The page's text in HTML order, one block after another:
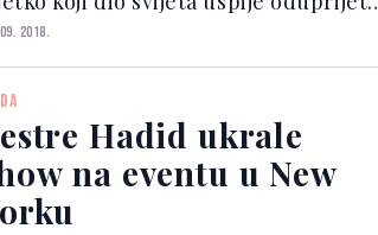
glomaznih tenisica do biciklističkih
nikada nismo očekivali sada
na vrhuncu svoje...
2018.
Hadid ukrale
na eventu u New